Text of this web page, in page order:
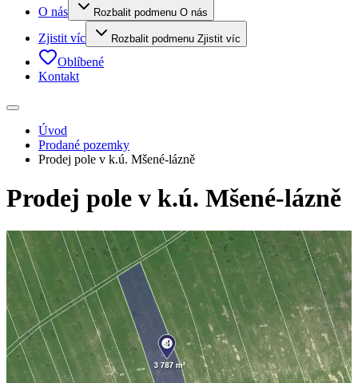
O nás Rozbalit podmenu O nás
Zjistit víc Rozbalit podmenu Zjistit víc
Oblíbené
Kontakt
Úvod
Prodané pozemky
Prodej pole v k.ú. Mšené-lázně
Prodej pole v k.ú. Mšené-lázně